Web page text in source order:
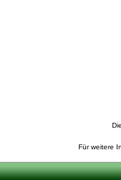
Für weitere